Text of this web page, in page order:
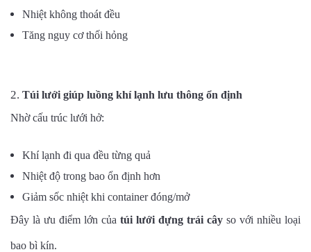
Nhiệt không thoát đều
Tăng nguy cơ thối hỏng
Túi lưới giúp luồng khí lạnh lưu thông ổn định
Nhờ cấu trúc lưới hở:
Khí lạnh đi qua đều từng quả
Nhiệt độ trong bao ổn định hơn
Giảm sốc nhiệt khi container đóng/mở
Đây là ưu điểm lớn của túi lưới đựng trái cây so với nhiều loại
bao bì kín.